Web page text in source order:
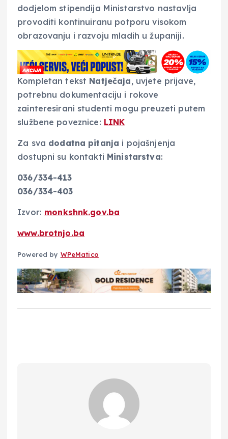
dodjelom stipendija Ministarstvo nastavlja
provoditi kontinuiranu potporu visokom
obrazovanju i razvoju mladih u županiji.
Kompletan tekst Natječaja, uvjete prijave,
potrebnu dokumentaciju i rokove
zainteresirani studenti mogu preuzeti putem
službene poveznice: LINK
Za sva dodatna pitanja i pojašnjenja
dostupni su kontakti Ministarstva:
036/334-413
036/334-403
Izvor: monkshnk.gov.ba
www.brotnjo.ba
Powered by WPeMatico